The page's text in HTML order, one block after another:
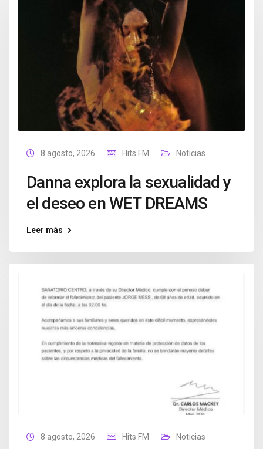
8 agosto, 2026 Hits FM Noticias
Danna explora la sexualidad y
el deseo en WET DREAMS
Leer más
8 agosto, 2026 Hits FM Noticias